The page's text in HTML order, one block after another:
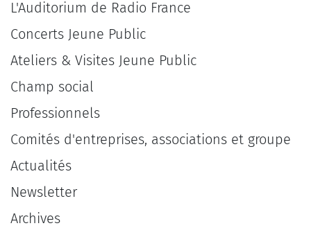
L'Auditorium de Radio France
Concerts Jeune Public
Ateliers & Visites Jeune Public
Champ social
Professionnels
Comités d'entreprises, associations et groupe
Actualités
Newsletter
Archives